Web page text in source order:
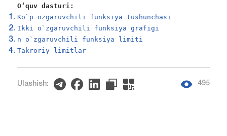
Oʻquv dasturi:
Ko`p ozgaruvchili funksiya tushunchasi
Ikki o`zgaruvchili funksiya grafigi
n o`zgaruvchili funksiya limiti
Takroriy limitlar
Ulashish: 495